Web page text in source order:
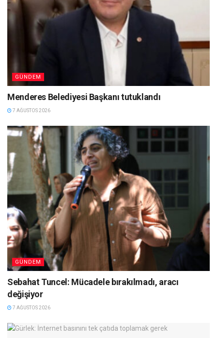
GÜNDEM
Menderes Belediyesi Başkanı tutuklandı
7 AĞUSTOS 2026
GÜNDEM
Sebahat Tuncel: Mücadele bırakılmadı, aracı
değişiyor
7 AĞUSTOS 2026